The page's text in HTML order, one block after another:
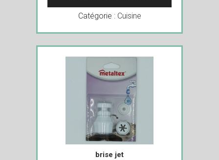
Catégorie : Cuisine
brise jet